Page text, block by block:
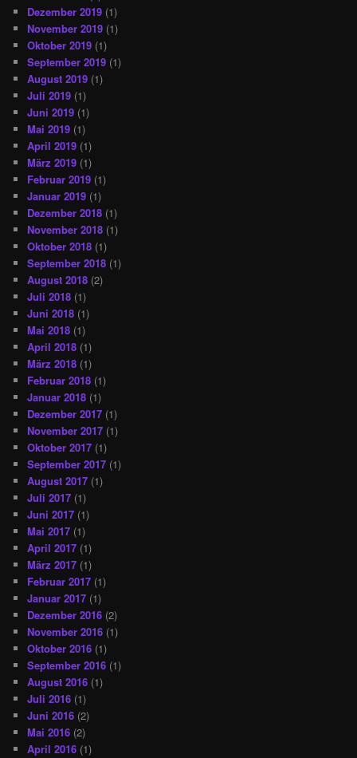
Dezember 2019 (1)
November 2019 (1)
Oktober 2019 (1)
September 2019 (1)
August 2019 (1)
Juli 2019 (1)
Juni 2019 (1)
Mai 2019 (1)
April 2019 (1)
März 2019 (1)
Februar 2019 (1)
Januar 2019 (1)
Dezember 2018 (1)
November 2018 (1)
Oktober 2018 (1)
September 2018 (1)
August 2018 (2)
Juli 2018 (1)
Juni 2018 (1)
Mai 2018 (1)
April 2018 (1)
März 2018 (1)
Februar 2018 (1)
Januar 2018 (1)
Dezember 2017 (1)
November 2017 (1)
Oktober 2017 (1)
September 2017 (1)
August 2017 (1)
Juli 2017 (1)
Juni 2017 (1)
Mai 2017 (1)
April 2017 (1)
März 2017 (1)
Februar 2017 (1)
Januar 2017 (1)
Dezember 2016 (2)
November 2016 (1)
Oktober 2016 (1)
September 2016 (1)
August 2016 (1)
Juli 2016 (1)
Juni 2016 (2)
Mai 2016 (2)
April 2016 (1)